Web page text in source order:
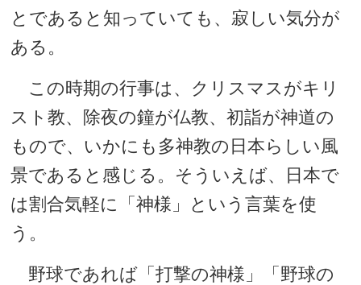
とであると知っていても、寂しい気分が
ある。
この時期の行事は、クリスマスがキリ
スト教、除夜の鐘が仏教、初詣が神道の
もので、いかにも多神教の日本らしい風
景であると感じる。そういえば、日本で
は割合気軽に「神様」という言葉を使
う。
野球であれば「打撃の神様」「野球の